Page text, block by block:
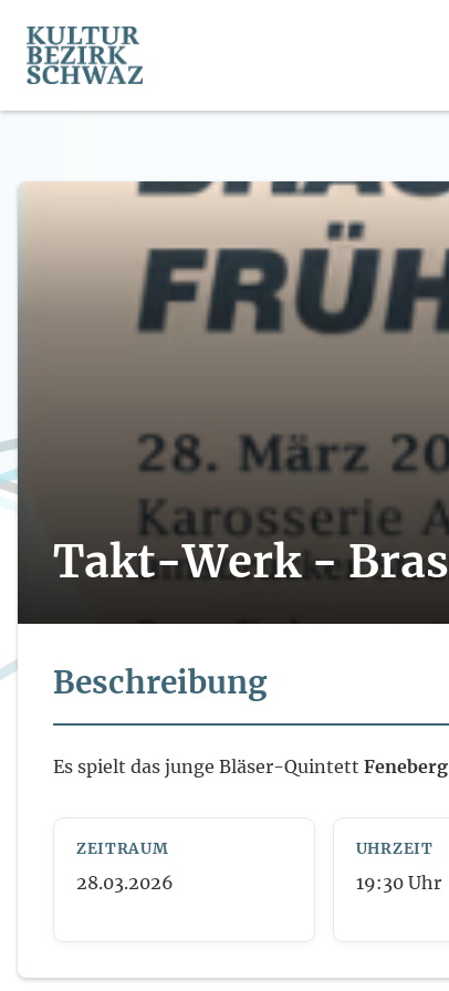
Takt-Werk -
Beschreibung
Es spielt das junge Bläser-Quintett
ZEITRAUM
28.03.2026
UHRZEIT
19:30Uhr